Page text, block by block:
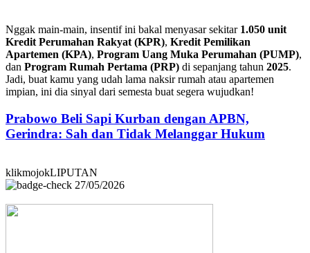
Nggak main-main, insentif ini bakal menyasar sekitar 1.050 unit
Kredit Perumahan Rakyat (KPR), Kredit Pemilikan
Apartemen (KPA), Program Uang Muka Perumahan (PUMP),
dan Program Rumah Pertama (PRP) di sepanjang tahun 2025.
Jadi, buat kamu yang udah lama naksir rumah atau apartemen
impian, ini dia sinyal dari semesta buat segera wujudkan!
Prabowo Beli Sapi Kurban dengan APBN,
Gerindra: Sah dan Tidak Melanggar Hukum
klikmojokLIPUTAN
27/05/2026